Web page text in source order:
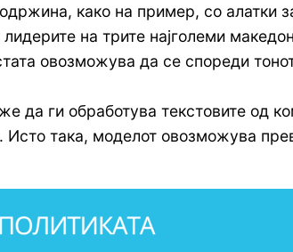
како на пример, со алатки
на трите најголеми
овозможува да се спореди
ги обработува текстовите од
така, моделот овозможува